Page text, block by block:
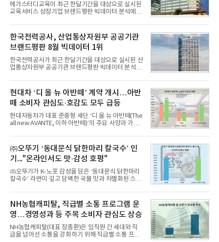
메가스터디교육이 최근 한달기간을 대상으로 실시된
교육서비스 상장기업 브랜드평판 빅데이터 분석에서
일 한국기업평판연구소(소장 구창환)는 국내 교육서
비스 상장기업 브랜드를 대상으로 지난 7월 7일부터
8월 7일까지 수집된 소비자 빅데이터 10,074,233건
을 분석한 결과, 메가스터디교육이 브랜드평판지수
1,710,926을 기록하며 8월 1위에 올랐다고 밝혔다.
분석에 활용된 빅데이터는 지난 7월(9,491,206건) 대
비 6.14% 증가한 수치로, 교육서비스 상장기업 브랜
디교육, 대교, 디지
한국전력공사, 산업통상자원부 공공기관
브랜드평판 8월 빅데이터 1위
한국전력공사가 최근 한달기간을 대상으로 실시된 산
업통상자원부 공공기관 브랜드평판 빅데이터 분석에
이 순으로 뒤를 이었다.7일 한국기업평판연구소(소장
구창환)는 산업통상자원부 공공기관 41개 브랜드를
대상으로 지난 7월 7일부터 8월 7일까지 수집된 소비
자 빅데이터 91,102,549건을 분석한 결과, 한국전력
공사가 브랜드평판지수 10,670,633을 기록하며 8월
1위에 올랐다고 밝혔다. 분석에 활용된 빅데이터는 지
난 7월(88,893,823건) 대비 2.48% 증가한 수치다.연
수력원자력, 한국석
현대차 ‘디 올 뉴 아반떼’ 계약 개시…아반
떼 소비자 관심도·호감도 모두 급등
현대자동차가 대표 준중형 세단 ‘디 올 뉴 아반떼(The
all new AVANTE, 이하 아반떼)’의 주요 사양과 가격
떼는 6년 만에 선보이는 8세대 완전변경 모델로, ▲정
교한 선과 면을 중심으로 완성한 파격적인 디자인 ▲
과거 중형 세단 수준으로 확대된 차체 제원 ▲글로벌
최고 수준의 안전성 ▲성능과 효율을 동시에 높인 주
행 완성도 ▲첨단 편의 및 디지털 사양 적용 등을 통해
글로벌 준중형 세단의 새로운 기준을 세웠다.아반떼
는 가솔린 2.0과 1.6 하이브리드 두 가지 파워트레인
넘
㈜오뚜기 ‘동대문식 닭한마리 칼국수’ 인
기..."온라인서도 맛·감성 호평"
㈜오뚜기가 K-노포 감성을 담은 ‘동대문식 닭한마리
칼국수’ 라면이 깊고 담백한 국물 맛과 차별화된 스토
혔다.‘동대문식 닭한마리 칼국수’는 예상을 뛰어넘는
소비자 호응에 힘입어 지난 7월 13일 첫 선을 보인 지
단 18일 만에 누적 판매량 50만 개를 돌파하는 성과를
거두었다.이번 신제품은 개발진이 전국의 닭한마리
전문점을 직접 찾아 다니며 최적의 육수 비율을 완성
했다. 자극적이지 않으면서도 깊은 닭육수에 마늘의
개운한 풍미를 더했으며, 국물이 잘 배어들면서도 쫄
NH농협캐피탈, 직급별 소통 프로그램 운
영…경영성과 등 주목 소비자 관심도 상승
NH농협캐피탈(대표 장종환)은 임직원 간 세대와 직
급을 넘어선 소통을 강화하기 위해 직급별 소통 프로